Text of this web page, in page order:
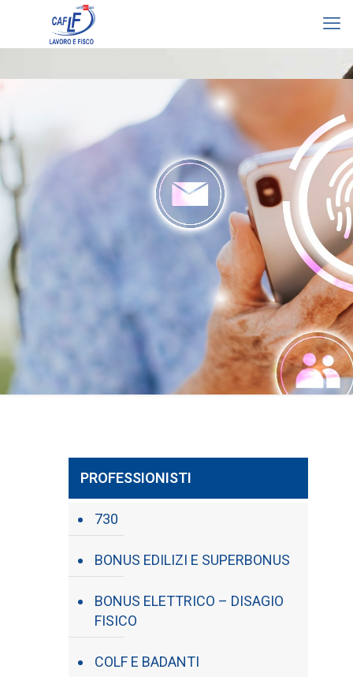
PROFESSIONISTI
730
BONUS EDILIZI E SUPERBONUS
BONUS ELETTRICO – DISAGIO
FISICO
COLF E BADANTI